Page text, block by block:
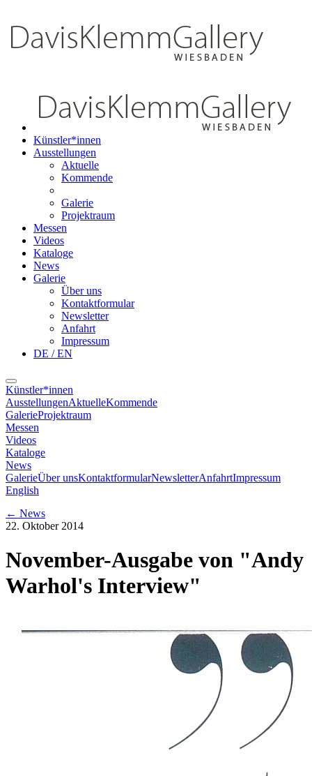
Künstler*innen
Ausstellungen
Aktuelle
Kommende
Galerie
Projektraum
Messen
Videos
Kataloge
News
Galerie
Über uns
Kontaktformular
Newsletter
Anfahrt
Impressum
DE / EN
Künstler*innen
AusstellungenAktuelleKommende
GalerieProjektraum
Messen
Videos
Kataloge
News
GalerieÜber unsKontaktformularNewsletterAnfahrtImpressum
English
← News
22. Oktober 2014
November-Ausgabe von "Andy
Warhol's Interview"